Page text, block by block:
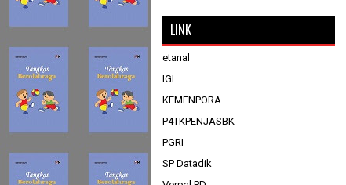
LINK
etanal
IGI
KEMENPORA
P4TKPENJASBK
PGRI
SP Datadik